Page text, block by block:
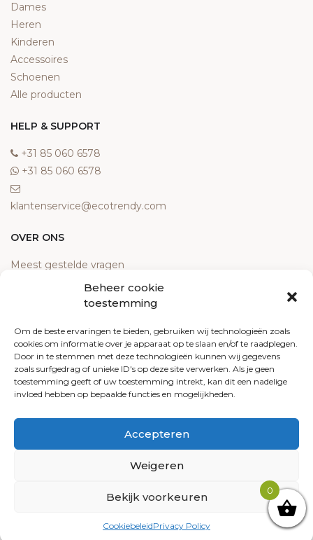
Beheer cookie
toestemming
Om de beste ervaringen te bieden, gebruiken wij technologieën zoals
cookies om informatie over je apparaat op te slaan en/of te raadplegen.
Door in te stemmen met deze technologieën kunnen wij gegevens
zoals surfgedrag of unieke ID's op deze site verwerken. Als je geen
toestemming geeft of uw toestemming intrekt, kan dit een nadelige
invloed hebben op bepaalde functies en mogelijkheden.
Accepteren
Weigeren
Bekijk voorkeuren
CookiebeleidPrivacy Policy
Dames
Heren
Kinderen
Accessoires
Schoenen
Alle producten
HELP & SUPPORT
‎+31 85 060 6578
‎+31 85 060 6578
klantenservice@ecotrendy.com
OVER ONS
Meest gestelde vragen
Algemene voorwaarden
Klachten
Privacy policy
Cookiebeleid
© 2026 Ecotrendy.com - Alle rechten voorbehouden
De waardering van ecotrendy.com bij
is 8.3/10 gebaseerd op 9
reviews.
0